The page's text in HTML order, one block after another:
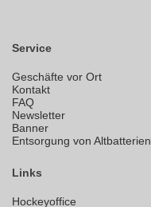
Service
Geschäfte vor Ort
Kontakt
FAQ
Newsletter
Banner
Entsorgung von Altbatterien
Links
Hockeyoffice